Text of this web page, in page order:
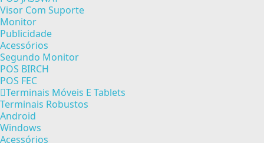
Visor Com Suporte
Monitor
Publicidade
Acessórios
Segundo Monitor
POS BIRCH
POS FEC
Terminais Móveis E Tablets
Terminais Robustos
Android
Windows
Acessórios